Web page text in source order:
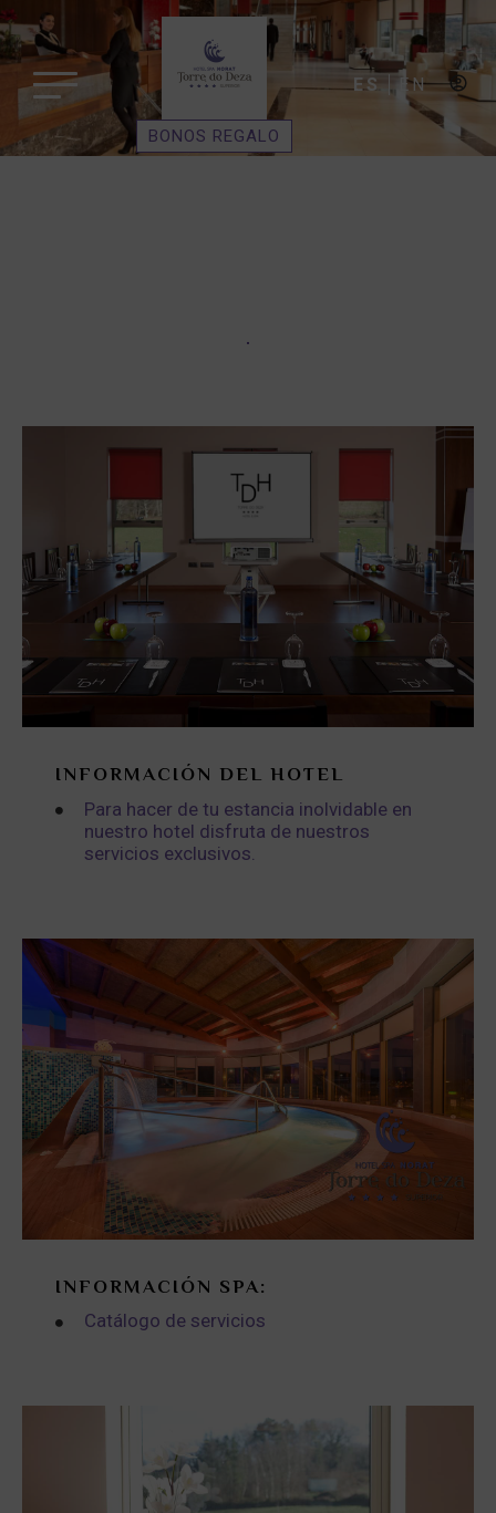
BONOS REGALO
ES EN
INFORMACIÓN DEL HOTEL
Para hacer de tu estancia inolvidable en
nuestro hotel disfruta de nuestros
servicios exclusivos.
INFORMACIÓN SPA:
Catálogo de servicios